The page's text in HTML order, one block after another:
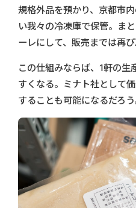
規格外品を預かり、京都市
い我々の冷凍庫で保管。ま
ーレにして、販売までは再
この仕組みならば、1軒の生
すくなる。ミナト社として
することも可能になるだろう